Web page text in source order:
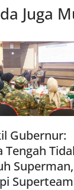
Juga
Gubernur:
Tengah
Superman,
Superteam